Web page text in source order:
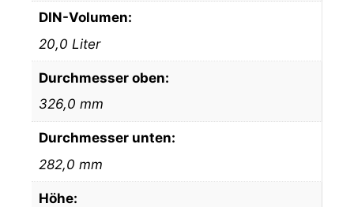
DIN-Volumen:
20,0 Liter
Durchmesser oben:
326,0 mm
Durchmesser unten:
282,0 mm
Höhe: